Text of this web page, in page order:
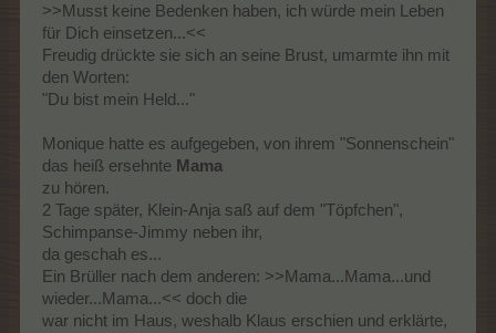
>>Musst keine Bedenken haben, ich würde mein Leben
für Dich einsetzen...<<
Freudig drückte sie sich an seine Brust, umarmte ihn mit
den Worten:
"Du bist mein Held..."
Monique hatte es aufgegeben, von ihrem "Sonnenschein"
das heiß ersehnte Mama
zu hören.
2 Tage später, Klein-Anja saß auf dem "Töpfchen",
Schimpanse-Jimmy neben ihr,
da geschah es...
Ein Brüller nach dem anderen: >>Mama...Mama...und
wieder...Mama...<< doch die
war nicht im Haus, weshalb Klaus erschien und erklärte,